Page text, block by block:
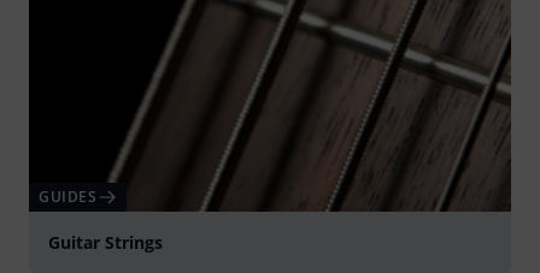
GUIDES
Guitar Strings